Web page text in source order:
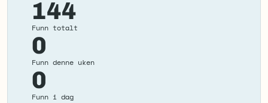
144
Funn totalt
0
Funn denne uken
0
Funn i dag